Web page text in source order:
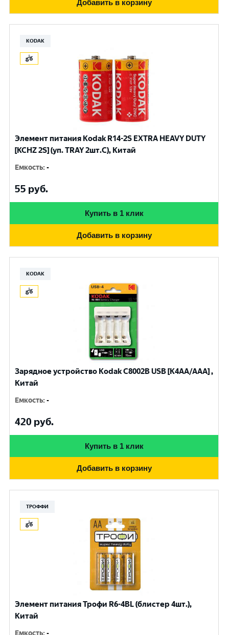
Добавить в корзину
KODAK
Элемент питания Kodak R14-2S EXTRA HEAVY DUTY
[KCHZ 2S] (уп. TRAY 2шт.C), Китай
Емкость:-
55 руб.
Купить в 1 клик
Добавить в корзину
KODAK
Зарядное устройство Kodak С8002B USB [K4AA/AAA] ,
Китай
Емкость:-
420 руб.
Купить в 1 клик
Добавить в корзину
ТРОФФИ
Элемент питания Трофи R6-4BL (блистер 4шт.),
Китай
Емкость:-